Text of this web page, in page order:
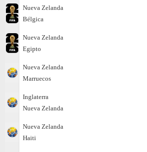
Nueva Zelanda
Bélgica
Nueva Zelanda
Egipto
Nueva Zelanda
Marruecos
Inglaterra
Nueva Zelanda
Nueva Zelanda
Haiti